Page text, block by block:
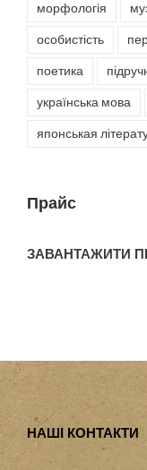
морфологія
особистість
поетика
українська мова
японськая
Прайс
ЗАВАНТАЖИТИ
НАШІ КОНТАКТИ